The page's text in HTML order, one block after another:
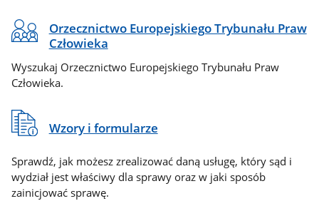
Orzecznictwo Europejskiego Trybunału Praw
Człowieka
Wyszukaj Orzecznictwo Europejskiego Trybunału Praw
Człowieka.
Wzory i formularze
Sprawdź, jak możesz zrealizować daną usługę, który sąd i
wydział jest właściwy dla sprawy oraz w jaki sposób
zainicjować sprawę.